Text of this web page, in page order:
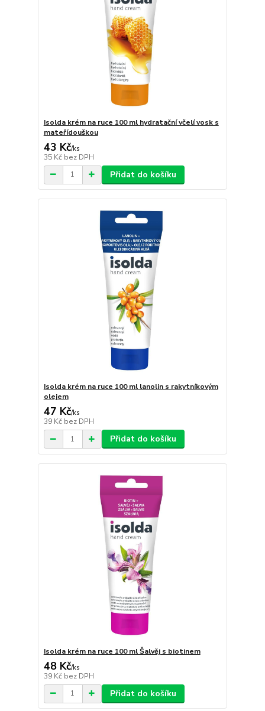
Isolda krém na ruce 100 ml hydratační včelí vosk s
mateřídouškou
43 Kč/ks
35 Kč bez DPH
Přidat do košíku
Isolda krém na ruce 100 ml lanolin s rakytníkovým
olejem
47 Kč/ks
39 Kč bez DPH
Přidat do košíku
Isolda krém na ruce 100 ml Šalvěj s biotinem
48 Kč/ks
39 Kč bez DPH
Přidat do košíku